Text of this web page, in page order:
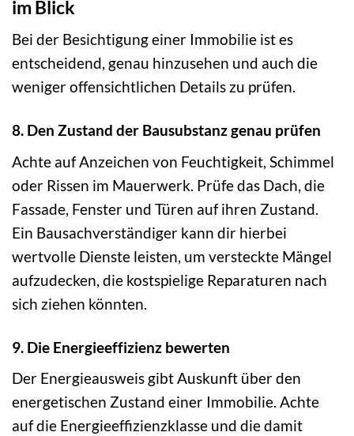
im Blick
Bei der Besichtigung einer Immobilie ist es
entscheidend, genau hinzusehen und auch die
weniger offensichtlichen Details zu prüfen.
8. Den Zustand der Bausubstanz genau prüfen
Achte auf Anzeichen von Feuchtigkeit, Schimmel
oder Rissen im Mauerwerk. Prüfe das Dach, die
Fassade, Fenster und Türen auf ihren Zustand.
Ein Bausachverständiger kann dir hierbei
wertvolle Dienste leisten, um versteckte Mängel
aufzudecken, die kostspielige Reparaturen nach
sich ziehen könnten.
9. Die Energieeffizienz bewerten
Der Energieausweis gibt Auskunft über den
energetischen Zustand einer Immobilie. Achte
auf die Energieeffizienzklasse und die damit